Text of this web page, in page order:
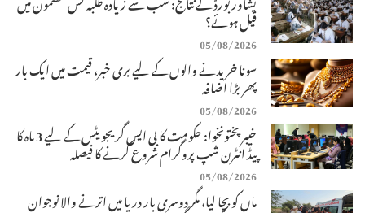
فیل ہوئے؟
05/08/2026
سونا خریدنے والوں کے لیے بری خبر، قیمت میں ایک بار
پھر بڑا اضافہ
05/08/2026
خیبرپختونخوا: حکومت کا بی ایس گریجویٹس کے لیے 3 ماہ کا
پیڈ انٹرن شپ پروگرام شروع کرنے کا فیصلہ
05/08/2026
ماں کو بچا لیا، مگر دوسری بار دریا میں اترنے والا نوجوان